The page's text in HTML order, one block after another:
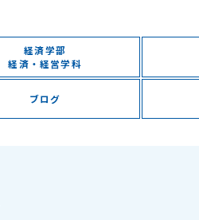
経済学部
経済・経営学科
ブログ